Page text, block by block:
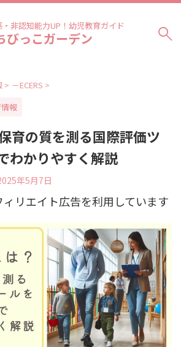
非認知能力UP！幼児教育ガイド
びっこガーデン
> －ECERS >
報
育の質を測る国際評価ツ
わかりやすく解説
年5月7日
リエイト広告を利用しています